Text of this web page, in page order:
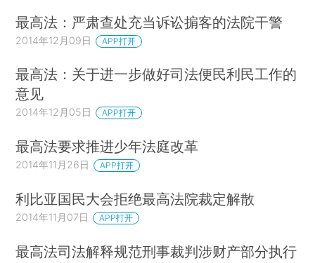
最高法：严肃查处充当诉讼掮客的法院干警
2014年12月09日 APP打开
最高法：关于进一步做好司法便民利民工作的
意见
2014年12月05日 APP打开
最高法要求推进少年法庭改革
2014年11月26日 APP打开
利比亚国民大会拒绝最高法院裁定解散
2014年11月07日 APP打开
最高法司法解释规范刑事裁判涉财产部分执行